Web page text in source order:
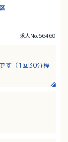
求人No.66460
す（1回30分程